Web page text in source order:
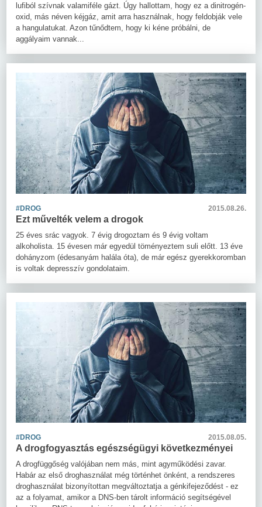
lufiból szívnak valamiféle gázt. Úgy hallottam, hogy ez a dinitrogén-
oxid, más néven kéjgáz, amit arra használnak, hogy feldobják vele
a hangulatukat. Azon tűnődtem, hogy ki kéne próbálni, de
aggályaim vannak...
#DROG 2015.08.26.
Ezt művelték velem a drogok
25 éves srác vagyok. 7 évig drogoztam és 9 évig voltam
alkoholista. 15 évesen már egyedül töményeztem suli előtt. 13 éve
dohányzom (édesanyám halála óta), de már egész gyerekkoromban
is voltak depresszív gondolataim.
#DROG 2015.08.05.
A drogfogyasztás egészségügyi következményei
A drogfüggőség valójában nem más, mint agyműködési zavar.
Habár az első droghasználat még történhet önként, a rendszeres
droghasználat bizonyítottan megváltoztatja a génkifejeződést - ez
az a folyamat, amikor a DNS-ben tárolt információ segítségével